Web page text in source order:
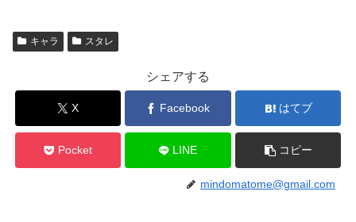
キャラ スタレ
シェアする
X Facebook はてブ
Pocket LINE コピー
mindomatome@gmail.com